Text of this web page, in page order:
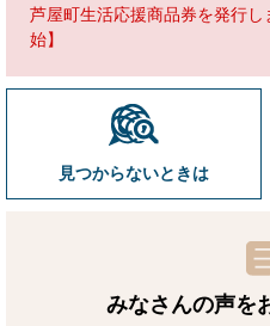
芦屋町生活応援商品券を発行
始】
見つからないときは
みなさんの声を